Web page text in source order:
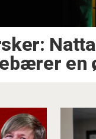
en